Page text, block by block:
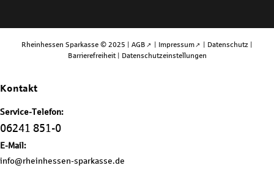
Rheinhessen Sparkasse © 2025 | AGB | Impressum | Datenschutz |
Barrierefreiheit | Datenschutzeinstellungen
Kontakt
Service-Telefon:
06241 851-0
E-Mail:
info@rheinhessen-sparkasse.de